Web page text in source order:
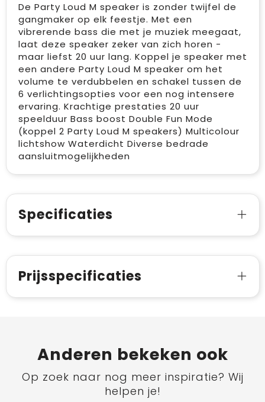
De Party Loud M speaker is zonder twijfel de
gangmaker op elk feestje. Met een
vibrerende bass die met je muziek meegaat,
laat deze speaker zeker van zich horen -
maar liefst 20 uur lang. Koppel je speaker met
een andere Party Loud M speaker om het
volume te verdubbelen en schakel tussen de
6 verlichtingsopties voor een nog intensere
ervaring. Krachtige prestaties 20 uur
speelduur Bass boost Double Fun Mode
(koppel 2 Party Loud M speakers) Multicolour
lichtshow Waterdicht Diverse bedrade
aansluitmogelijkheden
Specificaties
Prijsspecificaties
Anderen bekeken ook
Op zoek naar nog meer inspiratie? Wij
helpen je!